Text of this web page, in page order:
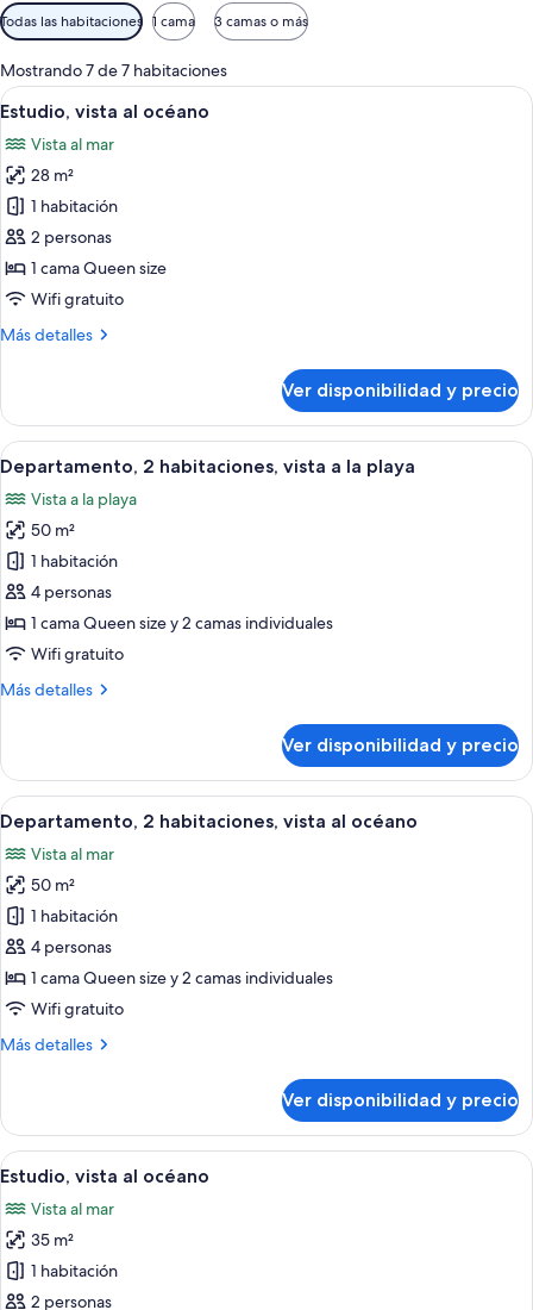
Filtros
disponibles
para
las
habitaciones
Todas las habitaciones 1 cama 3 camas o más
Mostrando 7 de 7 habitaciones
Ver
todas
las
fotos
de
Estudio,
vista
al
océano
Habitación moderna con cama,
8
Estudio, vista al océano
Vista al mar
28 m²
1 habitación
2 personas
1 cama Queen size
Wifi gratuito
Más detalles
Más
vista
al
océano
Ver disponibilidad y precio
Ver
todas
las
fotos
de
Departamento,
2
habitaciones,
a
Una sala de estar moderna con un
11
Departamento, 2 habitaciones, vista a la playa
Vista a la playa
50 m²
1 habitación
4 personas
1 cama Queen size y 2 camas individuales
Wifi gratuito
Más detalles
Más
2
habitaciones,
vista
la
playa
Ver disponibilidad y precio
Ver
todas
las
fotos
de
Departamento,
2
habitaciones,
al
Una sala de estar moderna con un
9
Departamento, 2 habitaciones, vista al océano
Vista al mar
50 m²
1 habitación
4 personas
1 cama Queen size y 2 camas individuales
Wifi gratuito
Más detalles
Más
2
habitaciones,
vista
océano
Ver disponibilidad y precio
Ver
todas
las
fotos
de
Estudio,
Una sala moderna con un sofá gris,
11
Estudio, vista al océano
Vista al mar
35 m²
1 habitación
2 personas